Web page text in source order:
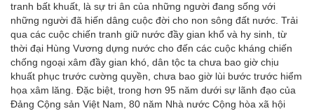
tranh bất khuất, là sự tri ân của những người đang sống với
những người đã hiến dâng cuộc đời cho non sông đất nước. Trải
qua các cuộc chiến tranh giữ nước đầy gian khổ và hy sinh, từ
thời đại Hùng Vương dựng nước cho đến các cuộc kháng chiến
chống ngoại xâm đầy gian khó, dân tộc ta chưa bao giờ chịu
khuất phục trước cường quyền, chưa bao giờ lùi bước trước hiểm
họa xâm lăng. Đặc biệt, trong hơn 95 năm dưới sự lãnh đạo của
Đảng Cộng sản Việt Nam, 80 năm Nhà nước Cộng hòa xã hội